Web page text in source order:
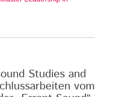
Studies and
vom